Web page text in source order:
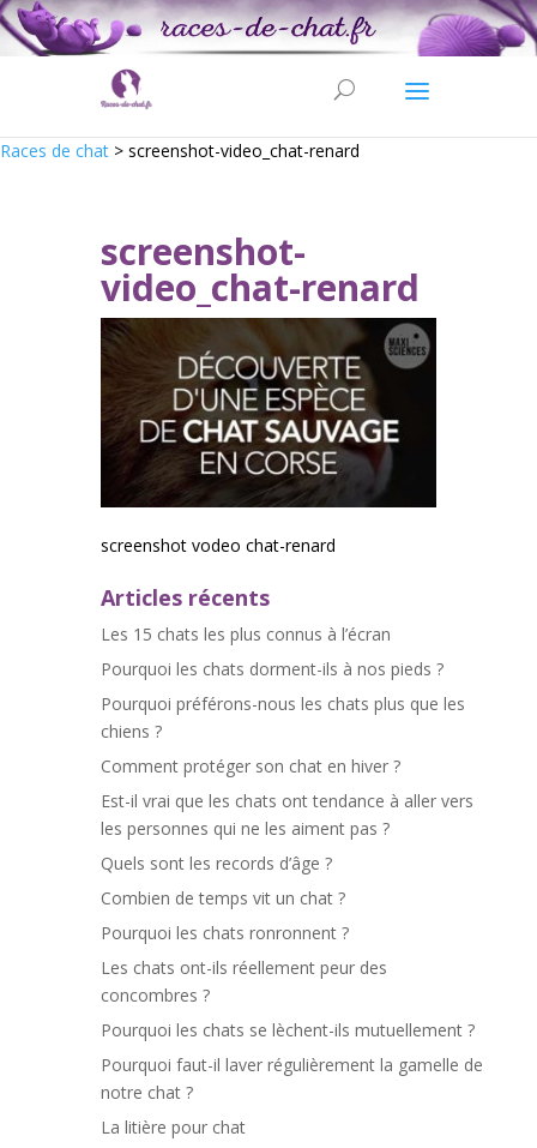
Races de chat > screenshot-video_chat-renard
screenshot-
video_chat-renard
screenshot vodeo chat-renard
Articles récents
Les 15 chats les plus connus à l’écran
Pourquoi les chats dorment-ils à nos pieds ?
Pourquoi préférons-nous les chats plus que les
chiens ?
Comment protéger son chat en hiver ?
Est-il vrai que les chats ont tendance à aller vers
les personnes qui ne les aiment pas ?
Quels sont les records d’âge ?
Combien de temps vit un chat ?
Pourquoi les chats ronronnent ?
Les chats ont-ils réellement peur des
concombres ?
Pourquoi les chats se lèchent-ils mutuellement ?
Pourquoi faut-il laver régulièrement la gamelle de
notre chat ?
La litière pour chat